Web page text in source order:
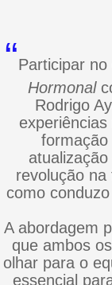
“Participar no
Hormonal
Rodrigo
revolução
como
A abordagem
que ambos
olhar para o
essencial